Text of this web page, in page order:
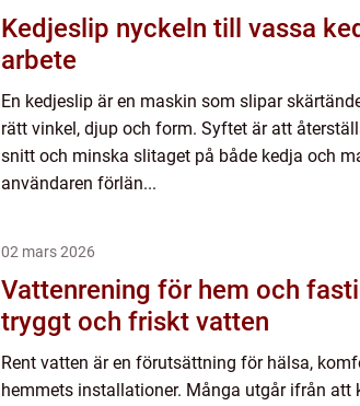
Kedjeslip nyckeln till vassa kedjor och effektivare
arbete
En kedjeslip är en maskin som slipar
rätt vinkel, djup och form. Syftet är att
snitt och minska slitaget på både kedja och
användaren förlän...
02 mars 2026
Vattenrening för hem och fastigheter
tryggt och friskt vatten
Rent vatten är en förutsättning för hälsa,
hemmets installationer. Många utgår ifrån att